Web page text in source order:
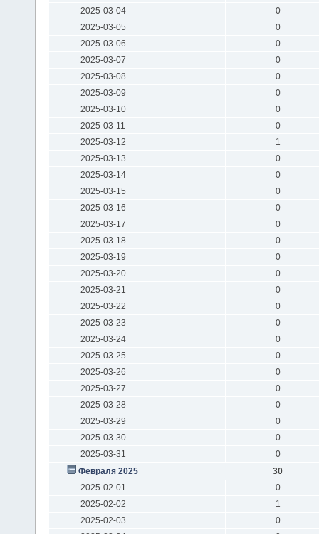
2025-03-04
0
2025-03-05
0
2025-03-06
0
2025-03-07
0
2025-03-08
0
2025-03-09
0
2025-03-10
0
2025-03-11
0
2025-03-12
1
2025-03-13
0
2025-03-14
0
2025-03-15
0
2025-03-16
0
2025-03-17
0
2025-03-18
0
2025-03-19
0
2025-03-20
0
2025-03-21
0
2025-03-22
0
2025-03-23
0
2025-03-24
0
2025-03-25
0
2025-03-26
0
2025-03-27
0
2025-03-28
0
2025-03-29
0
2025-03-30
0
2025-03-31
0
Февраля 2025
30
2025-02-01
0
2025-02-02
1
2025-02-03
0